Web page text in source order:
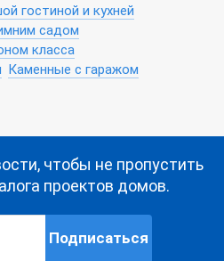
гостиной и кухней
садом
класса
Каменные с гаражом
чтобы не пропустить
проектов домов.
Подписаться